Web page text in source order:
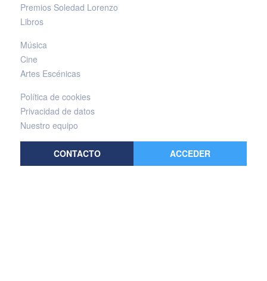
Premios Soledad Lorenzo
Libros
Música
Cine
Artes Escénicas
Política de cookies
Privacidad de datos
Nuestro equipo
CONTACTO ACCEDER